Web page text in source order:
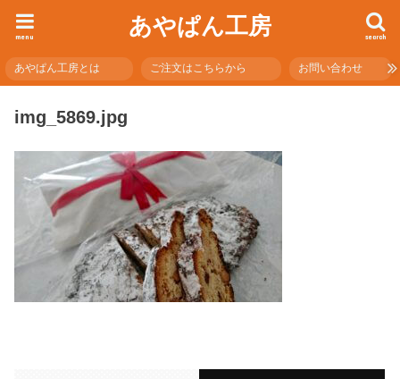
あやぱん工房 search
menu
あやぱん工房とは ご注文はこちらから お問い合わせ
img_5869.jpg